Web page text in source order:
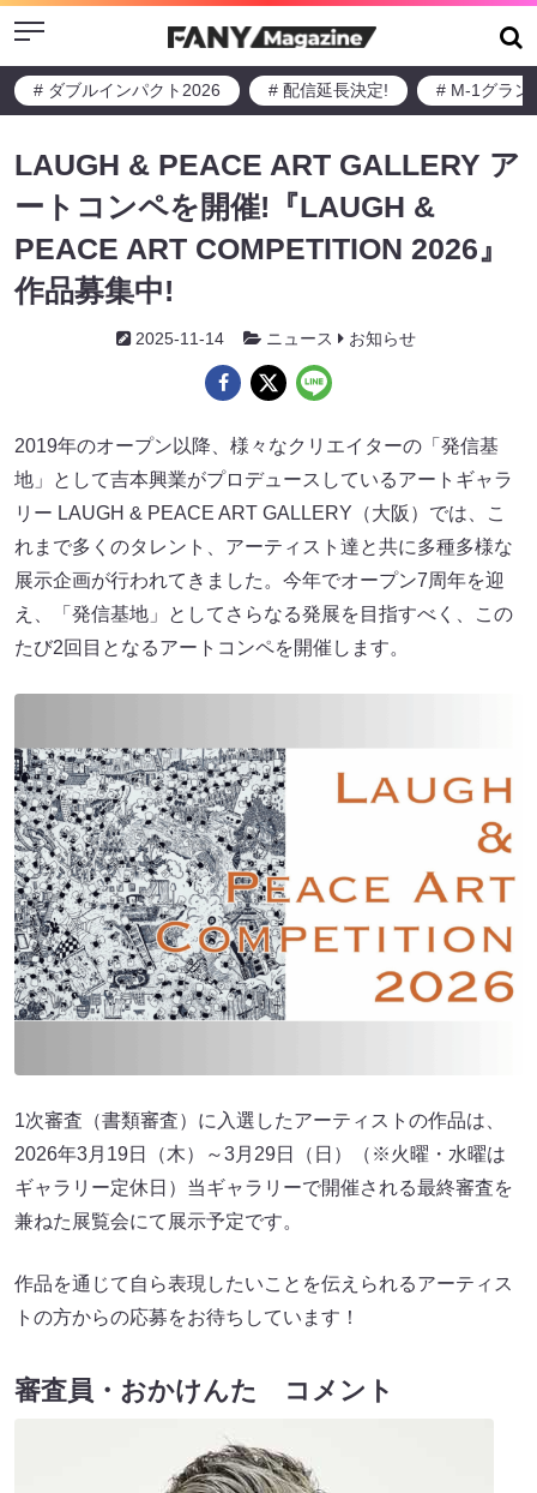
Menu
# ダブルインパクト2026 # 配信延長決定! # M-1グラン
LAUGH & PEACE ART GALLERY ア
ートコンペを開催!『LAUGH &
PEACE ART COMPETITION 2026』
作品募集中!
2025-11-14 ニュース お知らせ
2019年のオープン以降、様々なクリエイターの「発信基
地」として吉本興業がプロデュースしているアートギャラ
リー LAUGH & PEACE ART GALLERY（大阪）では、こ
れまで多くのタレント、アーティスト達と共に多種多様な
展示企画が行われてきました。今年でオープン7周年を迎
え、「発信基地」としてさらなる発展を目指すべく、この
たび2回目となるアートコンペを開催します。
1次審査（書類審査）に入選したアーティストの作品は、
2026年3月19日（木）～3月29日（日）（※火曜・水曜は
ギャラリー定休日）当ギャラリーで開催される最終審査を
兼ねた展覧会にて展示予定です。
作品を通じて自ら表現したいことを伝えられるアーティス
トの方からの応募をお待ちしています！
審査員・おかけんた コメント